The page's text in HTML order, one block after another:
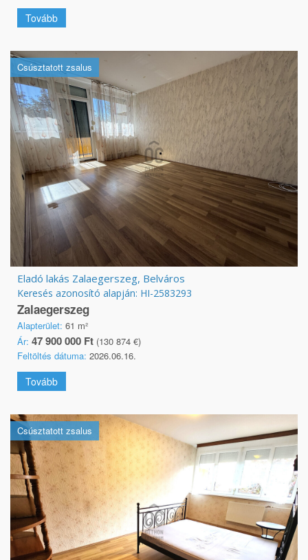
Tovább
Csúsztatott zsalus
Eladó lakás Zalaegerszeg, Belváros
Keresés azonosító alapján: HI-2583293
Zalaegerszeg
Alapterület: 61 m²
Ár: 47 900 000 Ft (130 874 €)
Feltöltés dátuma: 2026.06.16.
Tovább
Csúsztatott zsalus